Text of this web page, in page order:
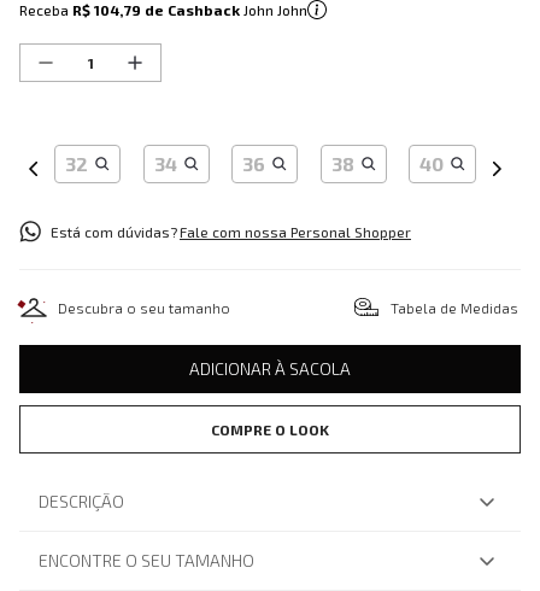
Receba R$ 104,79 de Cashback John John
32 34 36 38 40
Está com dúvidas?Fale com nossa Personal Shopper
Descubra o seu tamanho Tabela de Medidas
ADICIONAR À SACOLA
COMPRE O LOOK
DESCRIÇÃO
ENCONTRE O SEU TAMANHO